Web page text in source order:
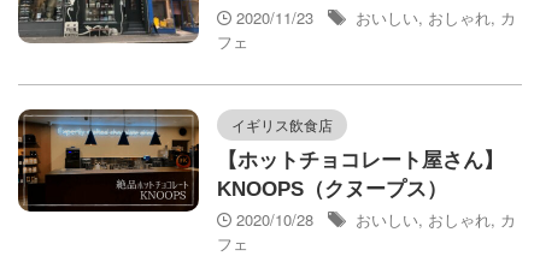
2020/11/23
おいしい, おしゃれ, カ
フェ
イギリス飲食店
【ホットチョコレート屋さん】
KNOOPS（クヌープス）
2020/10/28
おいしい, おしゃれ, カ
フェ